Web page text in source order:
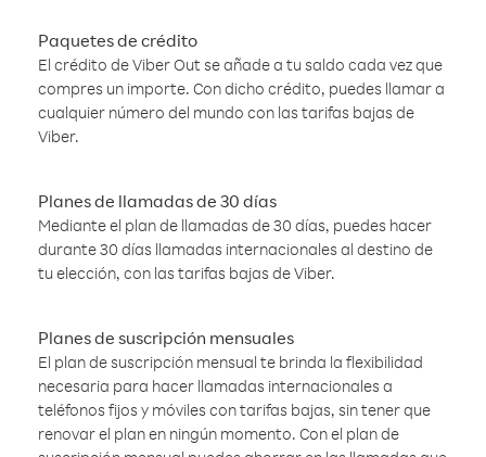
Paquetes de crédito
El crédito de Viber Out se añade a tu saldo cada vez que
compres un importe. Con dicho crédito, puedes llamar a
cualquier número del mundo con las tarifas bajas de
Viber.
Planes de llamadas de 30 días
Mediante el plan de llamadas de 30 días, puedes hacer
durante 30 días llamadas internacionales al destino de
tu elección, con las tarifas bajas de Viber.
Planes de suscripción mensuales
El plan de suscripción mensual te brinda la flexibilidad
necesaria para hacer llamadas internacionales a
teléfonos fijos y móviles con tarifas bajas, sin tener que
renovar el plan en ningún momento. Con el plan de